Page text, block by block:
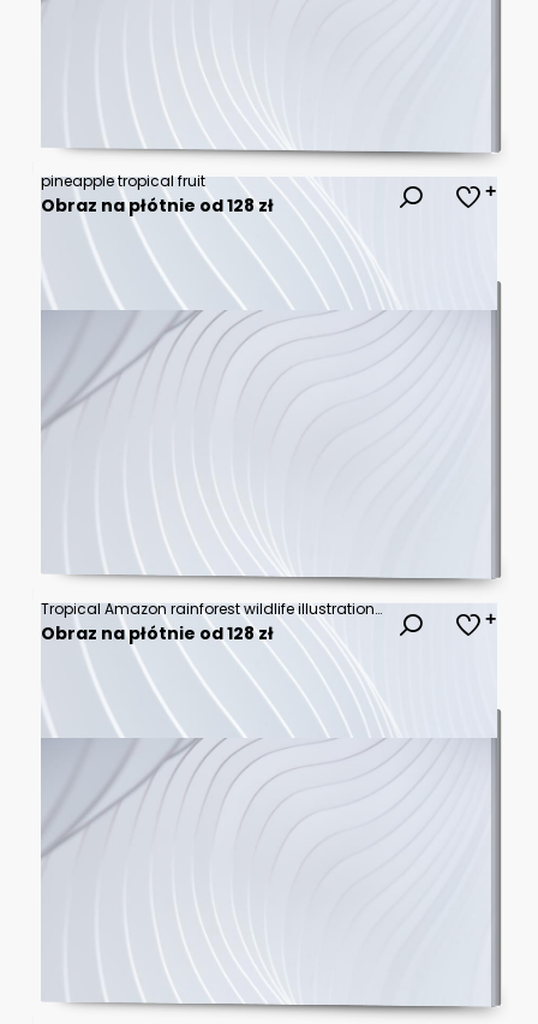
pineapple tropical fruit
Obraz na płótnie od 128 zł
Tropical Amazon rainforest wildlife illustration featuring monkeys macaws parrots and toucan among lush jungle plants exotic flowers and palm trees on a white background
Obraz na płótnie od 128 zł